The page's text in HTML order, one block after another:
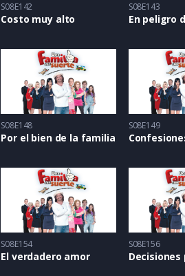
S08E142
Costo muy alto
S08E143
En peligro
S08E148
Por el bien de la familia
S08E149
S08E154
El verdadero amor
S08E156
Decisiones